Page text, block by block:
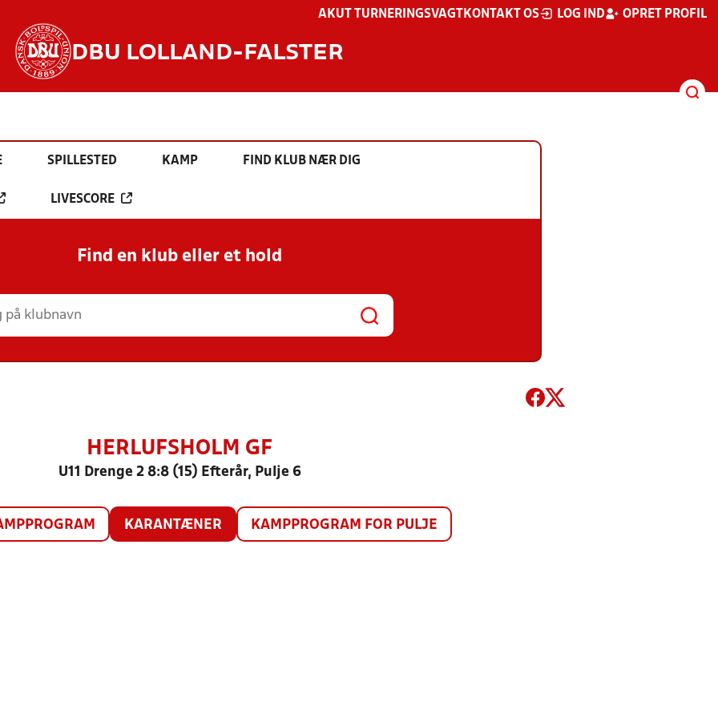
AKUT TURNERINGSVAGT KONTAKT OS LOG IND OPRET PROFIL
DBU LOLLAND-FALSTER
SPILLESTED KAMP FIND KLUB NÆR DIG
LIVESCORE
Find en klub eller et hold
HERLUFSHOLM GF
U11 Drenge 2 8:8 (15) Efterår, Pulje 6
KARANTÆNER KAMPPROGRAM FOR PULJE